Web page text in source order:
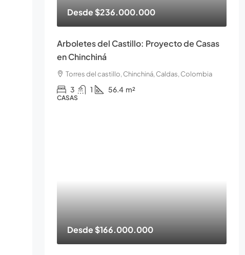
Desde$236.000.000
Arboletes del Castillo: Proyecto de Casas
en Chinchiná
Torres del castillo, Chinchiná, Caldas, Colombia
3 1 56.4 m²
CASAS
Desde$166.000.000